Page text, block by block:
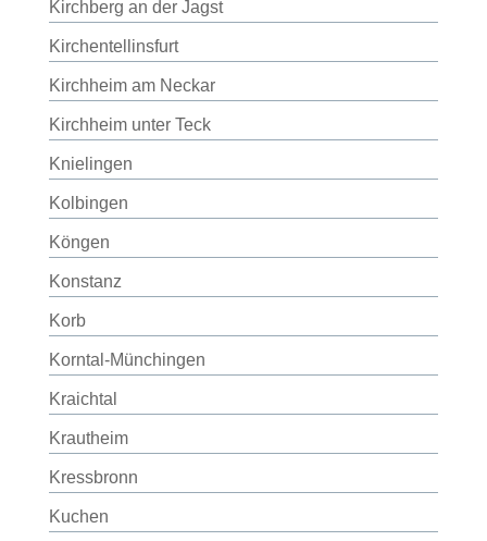
Kirchberg an der Jagst
Kirchentellinsfurt
Kirchheim am Neckar
Kirchheim unter Teck
Knielingen
Kolbingen
Köngen
Konstanz
Korb
Korntal-Münchingen
Kraichtal
Krautheim
Kressbronn
Kuchen